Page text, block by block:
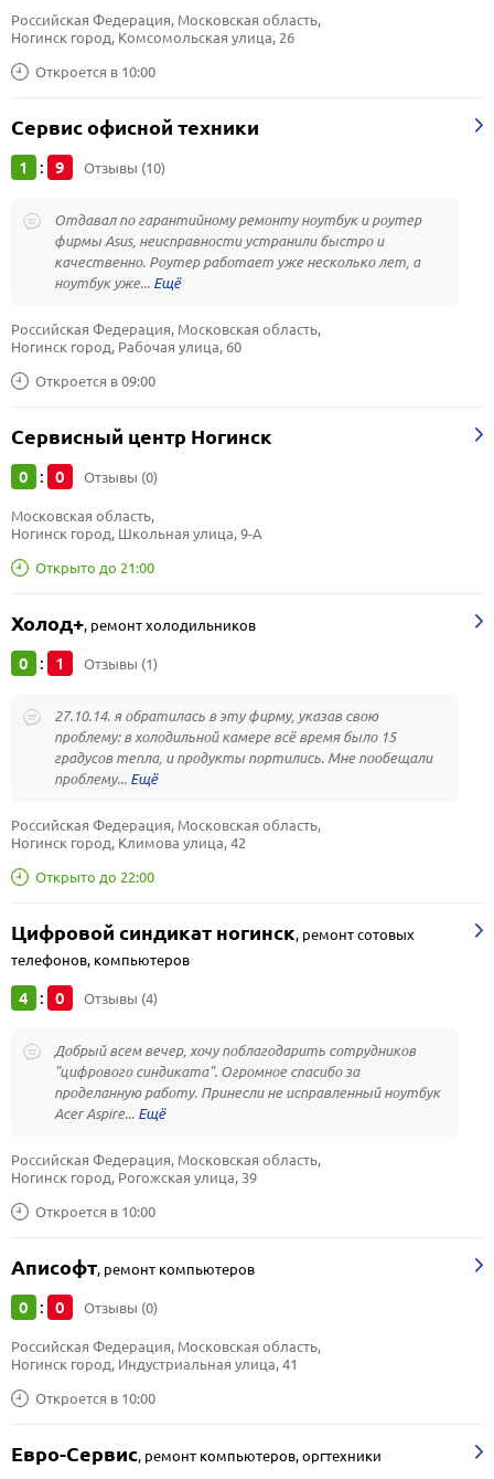
Откроется в 10:00
Российская Федерация, Московская область,
Ногинск город, Комсомольская улица, 26
Сервис офисной техники
1 : 9 Отзывы (10)
Отдавал по гарантийному ремонту ноутбук и роутер
фирмы Asus, неисправности устранили быстро и
качественно. Роутер работает уже несколько лет, а
ноутбук уже...
Откроется в 09:00
Российская Федерация, Московская область,
Ногинск город, Рабочая улица, 60
Сервисный центр Ногинск
0 : 0 Отзывы (0)
Открыто до 21:00
Московская область,
Ногинск город, Школьная улица, 9-А
Холод+, ремонт холодильников
0 : 1 Отзывы (1)
27.10.14. я обратилась в эту фирму, указав свою
проблему: в холодильной камере всё время было 15
градусов тепла, и продукты портились. Мне пообещали
проблему...
Открыто до 22:00
Российская Федерация, Московская область,
Ногинск город, Климова улица, 42
Цифровой синдикат ногинск, ремонт сотовых
телефонов, компьютеров
4 : 0 Отзывы (4)
Добрый всем вечер, хочу поблагодарить сотрудников
"цифрового синдиката". Огромное спасибо за
проделанную работу. Принесли не исправленный ноутбук
Acer Aspire...
Откроется в 10:00
Российская Федерация, Московская область,
Ногинск город, Рогожская улица, 39
Аписофт, ремонт компьютеров
0 : 0 Отзывы (0)
Откроется в 10:00
Российская Федерация, Московская область,
Ногинск город, Индустриальная улица, 41
Евро-Сервис, ремонт компьютеров, оргтехники